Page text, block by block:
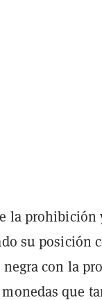
la
su posición
con la
que